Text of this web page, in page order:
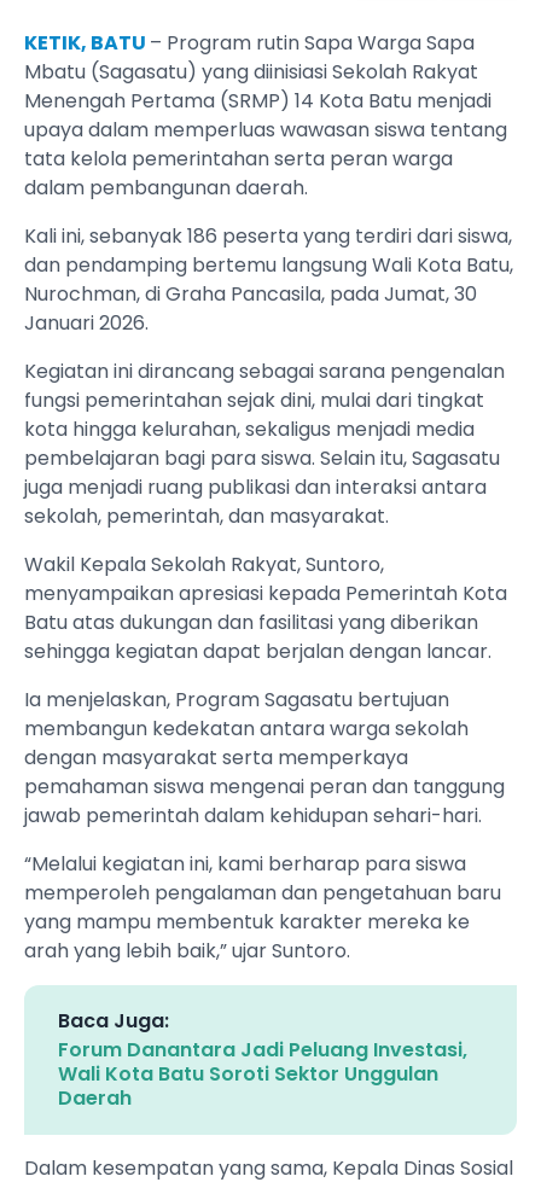
KETIK, BATU – Program rutin Sapa Warga Sapa
Mbatu (Sagasatu) yang diinisiasi Sekolah Rakyat
Menengah Pertama (SRMP) 14 Kota Batu menjadi
upaya dalam memperluas wawasan siswa tentang
tata kelola pemerintahan serta peran warga
dalam pembangunan daerah.
Kali ini, sebanyak 186 peserta yang terdiri dari siswa,
dan pendamping bertemu langsung Wali Kota Batu,
Nurochman, di Graha Pancasila, pada Jumat, 30
Januari 2026.
Kegiatan ini dirancang sebagai sarana pengenalan
fungsi pemerintahan sejak dini, mulai dari tingkat
kota hingga kelurahan, sekaligus menjadi media
pembelajaran bagi para siswa. Selain itu, Sagasatu
juga menjadi ruang publikasi dan interaksi antara
sekolah, pemerintah, dan masyarakat.
Wakil Kepala Sekolah Rakyat, Suntoro,
menyampaikan apresiasi kepada Pemerintah Kota
Batu atas dukungan dan fasilitasi yang diberikan
sehingga kegiatan dapat berjalan dengan lancar.
Ia menjelaskan, Program Sagasatu bertujuan
membangun kedekatan antara warga sekolah
dengan masyarakat serta memperkaya
pemahaman siswa mengenai peran dan tanggung
jawab pemerintah dalam kehidupan sehari-hari.
“Melalui kegiatan ini, kami berharap para siswa
memperoleh pengalaman dan pengetahuan baru
yang mampu membentuk karakter mereka ke
arah yang lebih baik,” ujar Suntoro.
Baca Juga:
Forum Danantara Jadi Peluang Investasi,
Wali Kota Batu Soroti Sektor Unggulan
Daerah
Dalam kesempatan yang sama, Kepala Dinas Sosial